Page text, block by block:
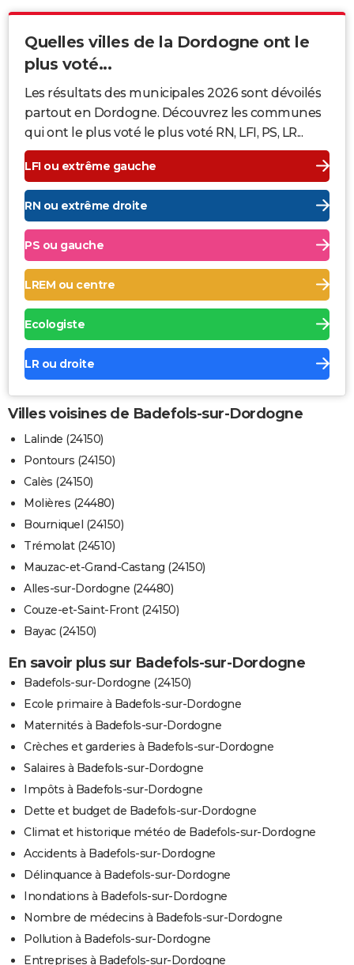
Quelles villes de la Dordogne ont le
plus voté...
Les résultats des municipales 2026 sont dévoilés
partout en Dordogne. Découvrez les communes
qui ont le plus voté le plus voté RN, LFI, PS, LR...
LFI ou extrême gauche
RN ou extrême droite
PS ou gauche
LREM ou centre
Ecologiste
LR ou droite
Villes voisines de Badefols-sur-Dordogne
Lalinde (24150)
Pontours (24150)
Calès (24150)
Molières (24480)
Bourniquel (24150)
Trémolat (24510)
Mauzac-et-Grand-Castang (24150)
Alles-sur-Dordogne (24480)
Couze-et-Saint-Front (24150)
Bayac (24150)
En savoir plus sur Badefols-sur-Dordogne
Badefols-sur-Dordogne (24150)
Ecole primaire à Badefols-sur-Dordogne
Maternités à Badefols-sur-Dordogne
Crèches et garderies à Badefols-sur-Dordogne
Salaires à Badefols-sur-Dordogne
Impôts à Badefols-sur-Dordogne
Dette et budget de Badefols-sur-Dordogne
Climat et historique météo de Badefols-sur-Dordogne
Accidents à Badefols-sur-Dordogne
Délinquance à Badefols-sur-Dordogne
Inondations à Badefols-sur-Dordogne
Nombre de médecins à Badefols-sur-Dordogne
Pollution à Badefols-sur-Dordogne
Entreprises à Badefols-sur-Dordogne